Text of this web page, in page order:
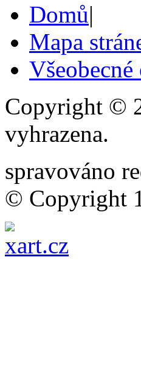
Domů|
Mapa
Copyright ©
vyhrazena.
spravováno
© Copyright